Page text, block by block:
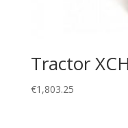
Tractor
€1,803.25